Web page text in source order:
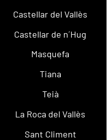
Castellar del Vallès
Castellar de n´Hug
Masquefa
Tiana
Teià
La Roca del Vallès
Sant Climent